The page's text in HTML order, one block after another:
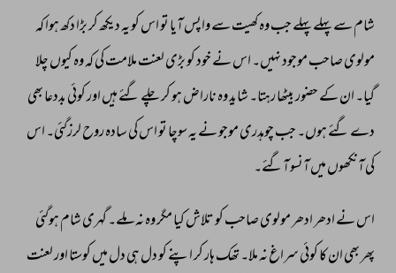
شام سے پہلے پہلے جب وہ کھیت سے واپس آیا تو اس کو یہ دیکھ کر بڑا دکھ ہوا کہ
مولوی صاحب موجود نہیں۔ اس نے خود کو بڑی لعنت ملامت کی کہ وہ کیوں چلا
گیا۔ ان کے حضور بیٹھا رہتا۔ شاید وہ ناراض ہو کر چلے گئے ہیں اور کوئی بددعا بھی
دے گئے ہوں۔ جب چوہدری موجو نے یہ سوچا تو اس کی سادہ روح لرزگئی۔ اس
کی آنکھوں میں آنسو آگئے۔
اس نے ادھر ادھر مولوی صاحب کو تلاش کیا مگر وہ نہ ملے۔ گہری شام ہوگئی
پھر بھی ان کا کوئی سراغ نہ ملا۔ تھک ہار کر اپنے کو دل ہی دل میں کوستا اور لعنت